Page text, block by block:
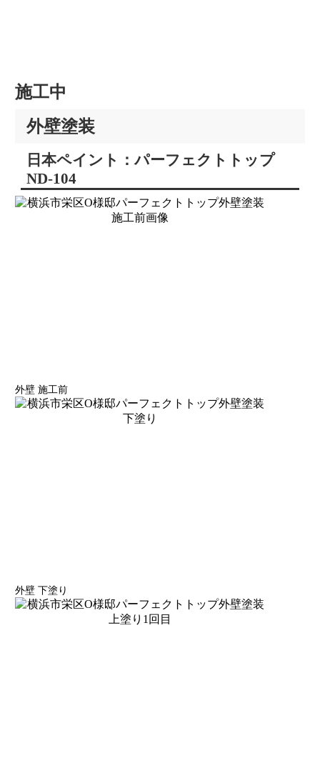
施工中
外壁塗装
日本ペイント：パーフェクトトップ
ND-104
外壁 施工前
外壁 下塗り